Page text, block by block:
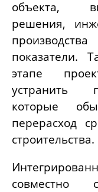
объекта,
решения,
показатели.
этапе
устранить
которые
перерасход
строительства.
совместно